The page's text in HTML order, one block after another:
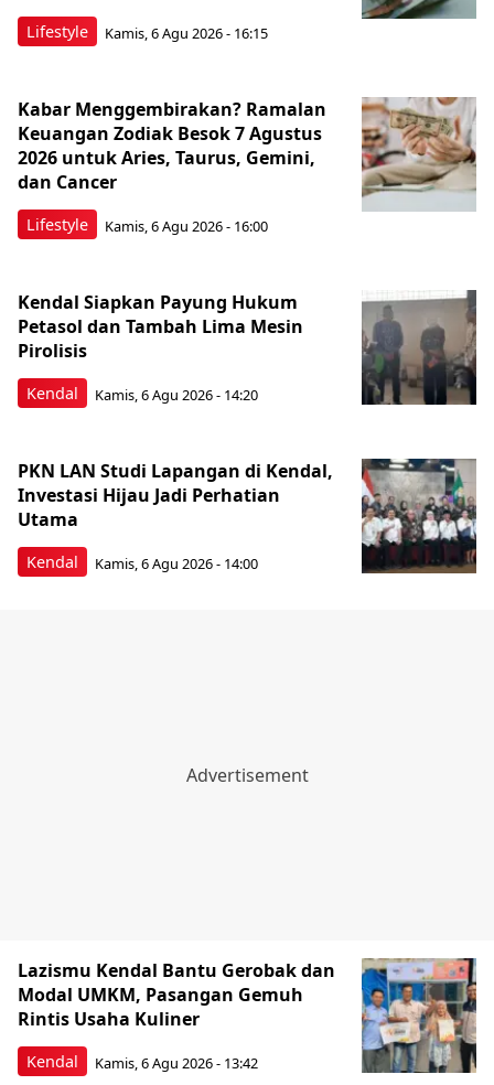
Lifestyle Kamis, 6 Agu 2026 - 16:15
Lifestyle
Kabar Menggembirakan? Ramalan
Keuangan Zodiak Besok 7 Agustus
2026 untuk Aries, Taurus, Gemini,
dan Cancer
Kamis, 6 Agu 2026 - 16:00
Kendal
Kendal Siapkan Payung Hukum
Petasol dan Tambah Lima Mesin
Pirolisis
Kamis, 6 Agu 2026 - 14:20
Kendal
PKN LAN Studi Lapangan di Kendal,
Investasi Hijau Jadi Perhatian
Utama
Kamis, 6 Agu 2026 - 14:00
Kendal
Lazismu Kendal Bantu Gerobak dan
Modal UMKM, Pasangan Gemuh
Rintis Usaha Kuliner
Kamis, 6 Agu 2026 - 13:42